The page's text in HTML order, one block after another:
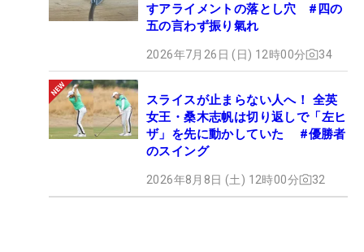
すアライメントの落とし穴 #四の
五の言わず振り氣れ
2026年7月26日 (日) 12時00分 34
スライスが止まらない人へ！ 全英
女王・桑木志帆は切り返しで「左ヒ
ザ」を先に動かしていた #優勝者
のスイング
2026年8月8日 (土) 12時00分 32